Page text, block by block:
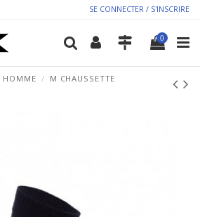
SE CONNECTER / S'INSCRIRE
0
HOMME
M CHAUSSETTE